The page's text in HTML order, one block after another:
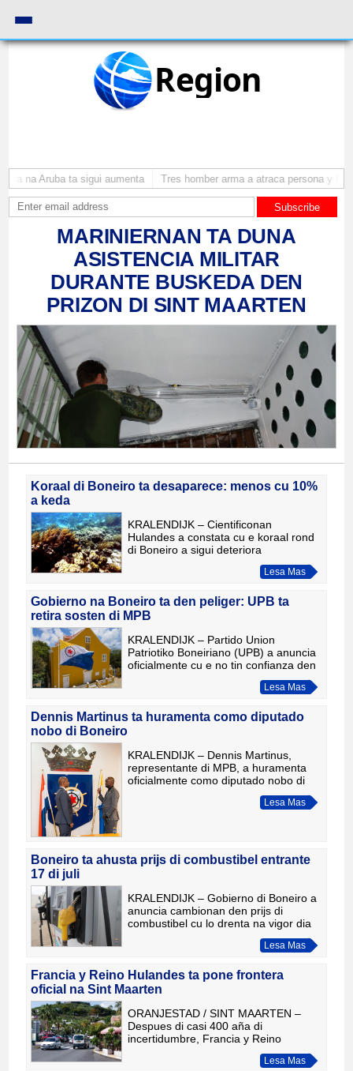
Region
ta sigui aumenta Tres homber arma a atraca persona y horta su auto
Subscribe
MARINIERNAN TA DUNA
ASISTENCIA MILITAR
DURANTE BUSKEDA DEN
PRIZON DI SINT MAARTEN
Koraal di Boneiro ta desaparece: menos cu 10%
a keda
KRALENDIJK – Cientificonan
Hulandes a constata cu e koraal rond
di Boneiro a sigui deteriora
rapidamente den e ultimo añanan. Di
e mas cu 60% di e fondo di laman cu
Lesa Mas
Gobierno na Boneiro ta den peliger: UPB ta
retira sosten di MPB
KRALENDIJK – Partido Union
Patriotiko Boneiriano (UPB) a anuncia
oficialmente cu e no tin confianza den
Movimiento Pueblo Boneiriano (MPB)
y, como consecuencia, lo retira su
Lesa Mas
Dennis Martinus ta huramenta como diputado
nobo di Boneiro
KRALENDIJK – Dennis Martinus,
representante di MPB, a huramenta
oficialmente como diputado nobo di
Boneiro durante reunion di Conseho
Insular celebra riba diamars, 21 di yuli
Lesa Mas
Boneiro ta ahusta prijs di combustibel entrante
17 di juli
KRALENDIJK – Gobierno di Boneiro a
anuncia cambionan den prijs di
combustibel cu lo drenta na vigor dia
17 di juli. Gasolin (MOGAS95) lo subi
di USD 1,64 pa USD 1,70 pa liter,
Lesa Mas
Francia y Reino Hulandes ta pone frontera
oficial na Sint Maarten
ORANJESTAD / SINT MAARTEN –
Despues di casi 400 aña di
incertidumbre, Francia y Reino
Hulandes ta un paso mas cerca di
pone un frontera oficial entre e parti
Lesa Mas